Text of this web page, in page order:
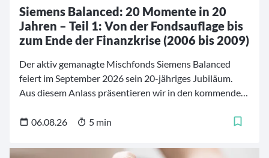
Siemens Balanced: 20 Momente in 20
Jahren – Teil 1: Von der Fondsauflage bis
zum Ende der Finanzkrise (2006 bis 2009)
Der aktiv gemanagte Mischfonds Siemens Balanced
feiert im September 2026 sein 20-jähriges Jubiläum.
Aus diesem Anlass präsentieren wir in den kommenden
bedeutenden Momenten aus der Geschichte des Fonds.
Jahrzehnte, die von Finanzkrisen, geopolitischen
06.08.26 5 min